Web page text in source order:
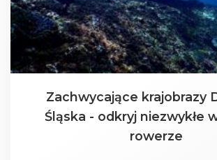
Zachwycające krajobrazy
Śląska - odkryj niezwykłe
rowerze